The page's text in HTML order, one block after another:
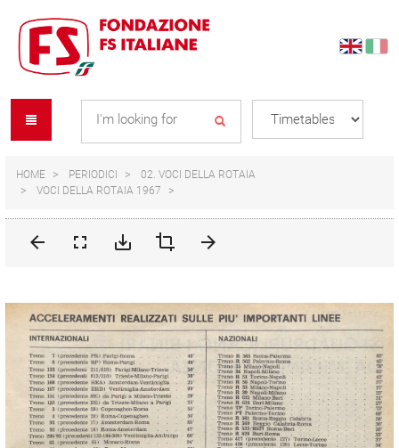
content
navigation
menu
HOME PERIODICI
02. VOCI DELLA ROTAIA
VOCI DELLA ROTAIA 1967